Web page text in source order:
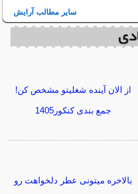
سایر مطالب آرایش
از الان آینده شغلیتو مشخص کن!
جمع بندی کنکور1405
بالاخره میتونی عطر دلخواهت رو